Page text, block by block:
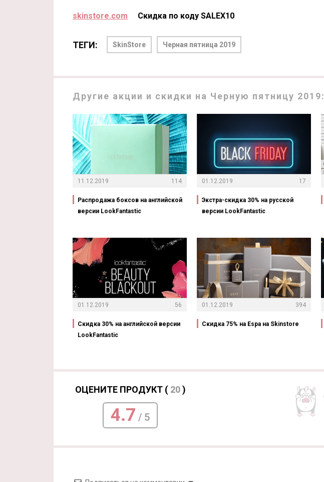
skinstore.com Скидка по коду SALEX10
ТЕГИ: SkinStore Черная пятница 2019
Другие акции и скидки на Черную пятницу 2019:
11.12.2019 114
Распродажа боксов на английской
версии LookFantastic
01.12.2019 56
Скидка 30% на английской версии
LookFantastic
01.12.2019 17
Экстра-скидка 30% на русской
версии LookFantastic
01.12.2019 394
Скидка 75% на Espa на Skinstore
ОЦЕНИТЕ ПРОДУКТ ( 20)
4.7 / 5